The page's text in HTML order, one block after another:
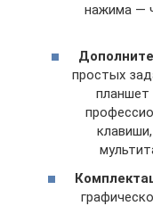
нажима —
простых